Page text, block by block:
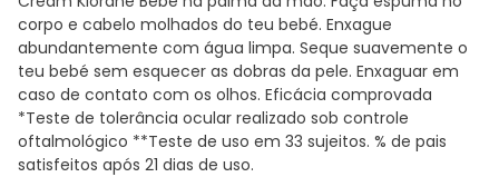
corpo e cabelo molhados do teu bebé. Enxague
abundantemente com água limpa. Seque suavemente o
teu bebé sem esquecer as dobras da pele. Enxaguar em
caso de contato com os olhos. Eficácia comprovada
*Teste de tolerância ocular realizado sob controle
oftalmológico **Teste de uso em 33 sujeitos. % de pais
satisfeitos após 21 dias de uso.